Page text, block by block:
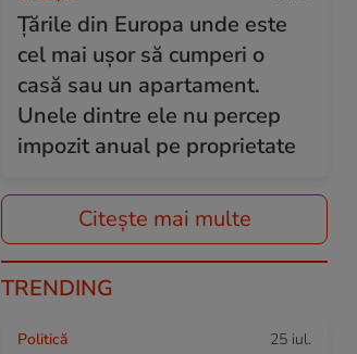
Țările din Europa unde este
cel mai ușor să cumperi o
casă sau un apartament.
Unele dintre ele nu percep
impozit anual pe proprietate
Citește mai multe
TRENDING
Politică 25 iul.